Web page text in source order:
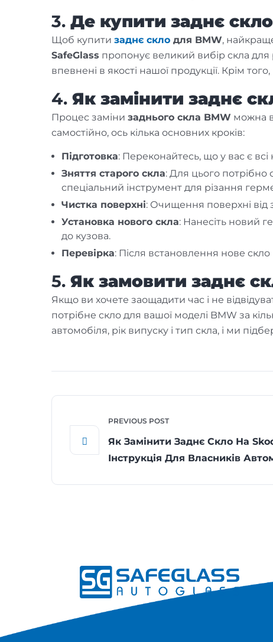
3. Де купити заднє
Щоб купити заднє скло для BMW,
SafeGlass пропонує великий вибір скла
впевнені в якості нашої продукції. Крім
4. Як замінити заднє
Процес заміни заднього скла BMW можна
самостійно, ось кілька основних кроків:
Підготовка: Переконайтесь, що у вас є всі
Зняття старого скла: Для цього
спеціальний інструмент для різання
Чистка поверхні: Очищення поверхні від
Установка нового скла: Нанесіть новий
до кузова.
Перевірка: Після встановлення нове
5. Як замовити заднє
Якщо ви хочете заощадити час і не
потрібне скло для вашої моделі BMW за
автомобіля, рік випуску і тип скла, і ми
PREVIOUS POST
Як Замінити Заднє Скло На
Інструкція Для Власників